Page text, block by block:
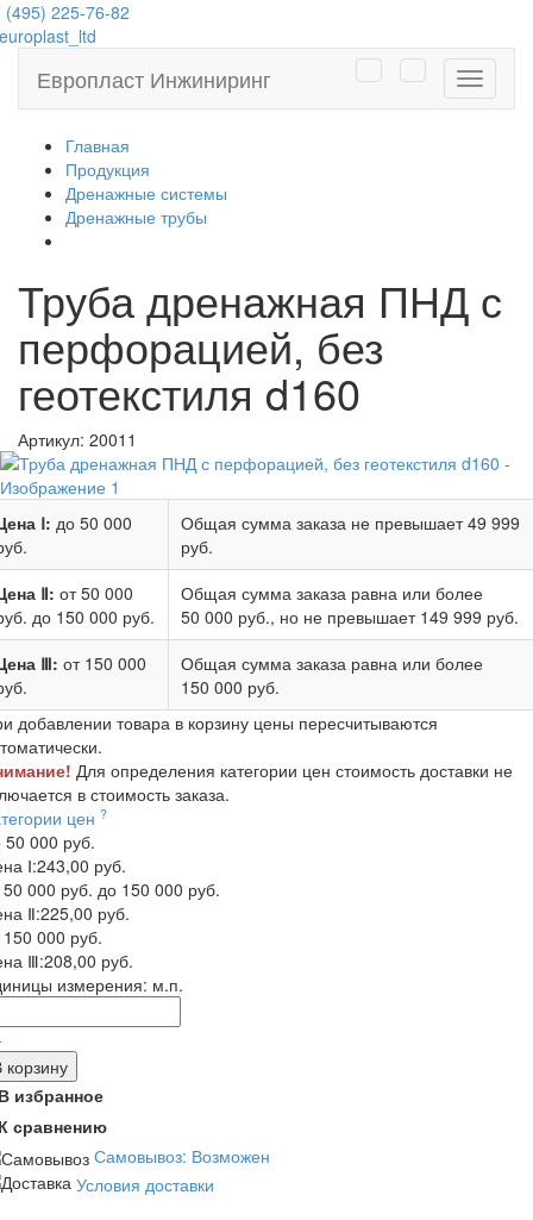
(495) 225-76-82
Европласт Инжиниринг
Главная
Продукция
Дренажные системы
Дренажные трубы
Труба дренажная ПНД с
перфорацией, без
геотекстиля d160
Артикул: 20011
Ⅰ: до 50 000
Общая сумма заказа не превышает49 999
руб.
Ⅱ: от 50 000
до 150 000 руб.
Общая сумма заказа равна или более
50 000 руб., но не превышает 149 999 руб.
Ⅲ: от 150 000
Общая сумма заказа равна или более
150 000 руб.
добавлении товара в корзину цены пересчитываются
Для определения категории цен стоимость доставки не
в стоимость заказа.
цен ?
50 000 руб.
Ⅰ:243,00 руб.
50 000 руб. до 150 000 руб.
Ⅱ:225,00 руб.
150 000 руб.
Ⅲ:208,00 руб.
измерения: м.п.
корзину
избранное
сравнению
Самовывоз: Возможен
Условия доставки